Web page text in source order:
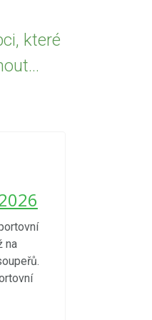
které
na